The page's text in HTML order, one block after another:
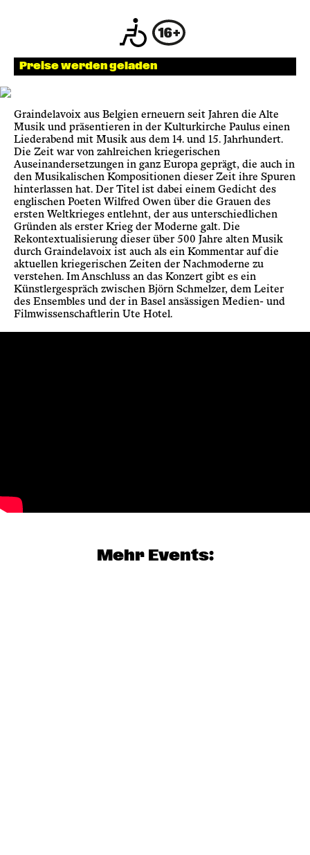
Newsletter
KaBar/ZischBar
Über uns
Residenzen
Mitmachen
Service
Archiv
Preise werden geladen
Graindelavoix aus Belgien erneuern seit Jahren die Alte
Musik und präsentieren in der Kulturkirche Paulus einen
Liederabend mit Musik aus dem 14. und 15. Jahrhundert.
Die Zeit war von zahlreichen kriegerischen
Auseinandersetzungen in ganz Europa geprägt, die auch in
den Musikalischen Kompositionen dieser Zeit ihre Spuren
hinterlassen hat. Der Titel ist dabei einem Gedicht des
englischen Poeten Wilfred Owen über die Grauen des
ersten Weltkrieges entlehnt, der aus unterschiedlichen
Gründen als erster Krieg der Moderne galt. Die
Rekontextualisierung dieser über 500 Jahre alten Musik
durch Graindelavoix ist auch als ein Kommentar auf die
aktuellen kriegerischen Zeiten der Nachmoderne zu
verstehen. Im Anschluss an das Konzert gibt es ein
Künstlergespräch zwischen Björn Schmelzer, dem Leiter
des Ensembles und der in Basel ansässigen Medien- und
Filmwissenschaftlerin Ute Hotel.
Mehr Events: